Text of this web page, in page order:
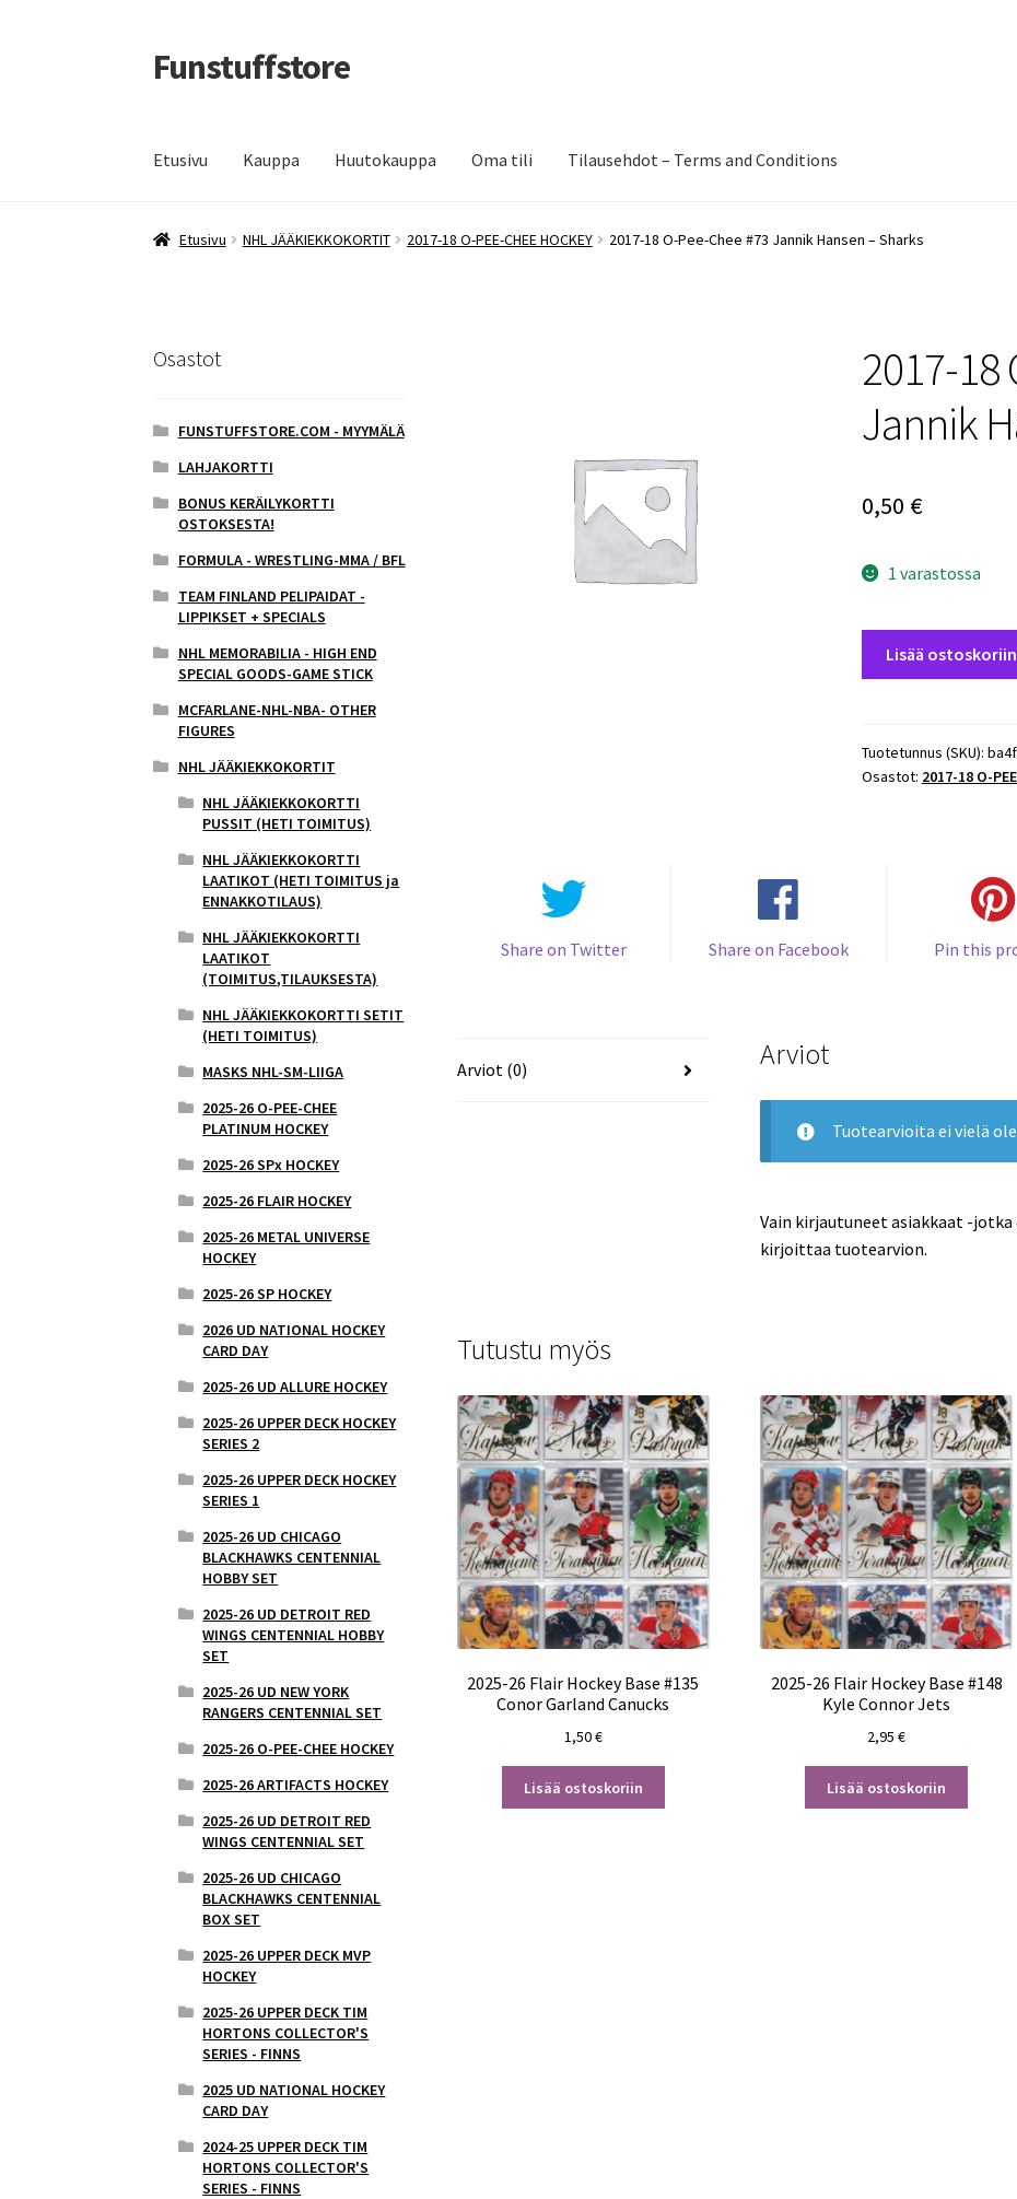
Siirry
navigointiin
Siirry
sisältöön
Funstuffstore
Etusivu Kauppa Huutokauppa Oma tili Tilausehdot – Terms and Conditions
Etusivu NHL JÄÄKIEKKOKORTIT 2017-18 O-PEE-CHEE HOCKEY 2017-18 O-Pee-Chee #73 Jannik Hansen – Sharks
2017-18
Jannik
0,50 €
1 varastossa
Chee
#73
Lisää ostoskoriin
Tuotetunnus (SKU):
Osastot: 2017-18 O-
Share on Twitter Share on Facebook Pin this
Arviot (0) Arviot
Tuotearvioita ei vielä
Vain kirjautuneet asiakkaat -
kirjoittaa tuotearvion.
Tutustu myös
2025-26 Flair Hockey Base #135
Conor Garland Canucks
1,50€
Lisää ostoskoriin
2025-26 Flair Hockey Base #148
Kyle Connor Jets
2,95€
Lisää ostoskoriin
Osastot
FUNSTUFFSTORE.COM - MYYMÄLÄ
LAHJAKORTTI
BONUS KERÄILYKORTTI
OSTOKSESTA!
FORMULA - WRESTLING-MMA / BFL
TEAM FINLAND PELIPAIDAT -
LIPPIKSET + SPECIALS
NHL MEMORABILIA - HIGH END
SPECIAL GOODS-GAME STICK
MCFARLANE-NHL-NBA- OTHER
FIGURES
NHL JÄÄKIEKKOKORTIT
NHL JÄÄKIEKKOKORTTI
PUSSIT (HETI TOIMITUS)
NHL JÄÄKIEKKOKORTTI
LAATIKOT (HETI TOIMITUS ja
ENNAKKOTILAUS)
NHL JÄÄKIEKKOKORTTI
LAATIKOT
(TOIMITUS,TILAUKSESTA)
NHL JÄÄKIEKKOKORTTI SETIT
(HETI TOIMITUS)
MASKS NHL-SM-LIIGA
2025-26 O-PEE-CHEE
PLATINUM HOCKEY
2025-26 SPx HOCKEY
2025-26 FLAIR HOCKEY
2025-26 METAL UNIVERSE
HOCKEY
2025-26 SP HOCKEY
2026 UD NATIONAL HOCKEY
CARD DAY
2025-26 UD ALLURE HOCKEY
2025-26 UPPER DECK HOCKEY
SERIES 2
2025-26 UPPER DECK HOCKEY
SERIES 1
2025-26 UD CHICAGO
BLACKHAWKS CENTENNIAL
HOBBY SET
2025-26 UD DETROIT RED
WINGS CENTENNIAL HOBBY
SET
2025-26 UD NEW YORK
RANGERS CENTENNIAL SET
2025-26 O-PEE-CHEE HOCKEY
2025-26 ARTIFACTS HOCKEY
2025-26 UD DETROIT RED
WINGS CENTENNIAL SET
2025-26 UD CHICAGO
BLACKHAWKS CENTENNIAL
BOX SET
2025-26 UPPER DECK MVP
HOCKEY
2025-26 UPPER DECK TIM
HORTONS COLLECTOR'S
SERIES - FINNS
2025 UD NATIONAL HOCKEY
CARD DAY
2024-25 UPPER DECK TIM
HORTONS COLLECTOR'S
SERIES - FINNS